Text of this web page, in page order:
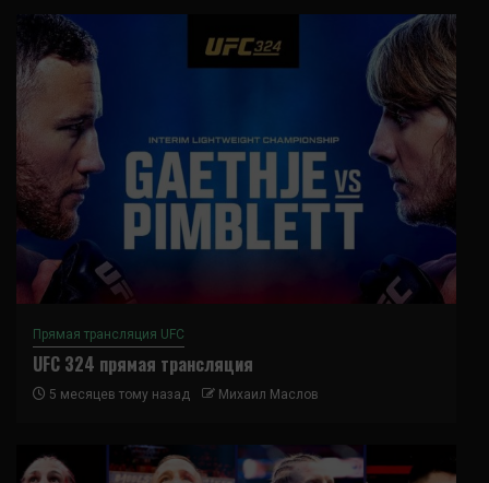
Прямая трансляция UFC
UFC 324 прямая трансляция
5 месяцев тому назад Михаил Маслов